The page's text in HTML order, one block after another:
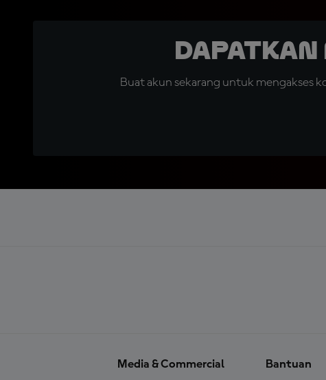
Buat akun sekarang untuk mengakses
Media & Commercial Bantuan